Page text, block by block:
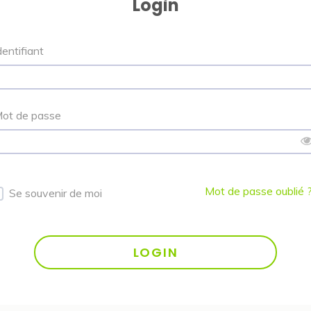
Login
de passe
Se souvenir de moi
LOGIN
Mot de passe oublié